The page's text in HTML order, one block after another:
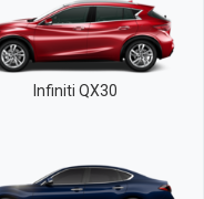
Infiniti QX30